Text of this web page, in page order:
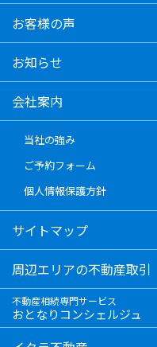
お客様の声
お知らせ
会社案内
当社の強み
ご予約フォーム
個人情報保護方針
サイトマップ
周辺エリアの不動産取引
不動産相続専門サービス
おとなりコンシェルジュ